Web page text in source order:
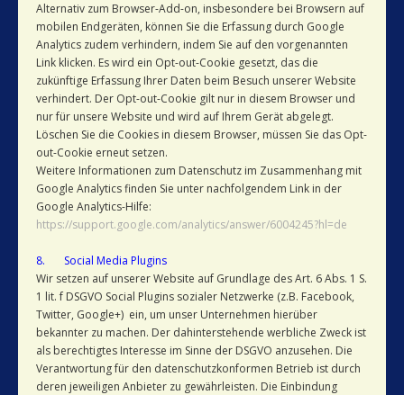
Alternativ zum Browser-Add-on, insbesondere bei Browsern auf
mobilen Endgeräten, können Sie die Erfassung durch Google
Analytics zudem verhindern, indem Sie auf den vorgenannten
Link klicken. Es wird ein Opt-out-Cookie gesetzt, das die
zukünftige Erfassung Ihrer Daten beim Besuch unserer Website
verhindert. Der Opt-out-Cookie gilt nur in diesem Browser und
nur für unsere Website und wird auf Ihrem Gerät abgelegt.
Löschen Sie die Cookies in diesem Browser, müssen Sie das Opt-
out-Cookie erneut setzen.
Weitere Informationen zum Datenschutz im Zusammenhang mit
Google Analytics finden Sie unter nachfolgendem Link in der
Google Analytics-Hilfe:
https://support.google.com/analytics/answer/6004245?hl=de
8. Social Media Plugins
Wir setzen auf unserer Website auf Grundlage des Art. 6 Abs. 1 S.
1 lit. f DSGVO Social Plugins sozialer Netzwerke (z.B. Facebook,
Twitter, Google+) ein, um unser Unternehmen hierüber
bekannter zu machen. Der dahinterstehende werbliche Zweck ist
als berechtigtes Interesse im Sinne der DSGVO anzusehen. Die
Verantwortung für den datenschutzkonformen Betrieb ist durch
deren jeweiligen Anbieter zu gewährleisten. Die Einbindung